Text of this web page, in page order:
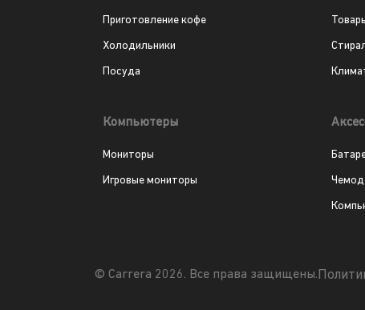
Приготовление кофе
Холодильники
Посуда
Компьютеры
Мониторы
Игровые мониторы
© Carrera 2026. Все права защищены.